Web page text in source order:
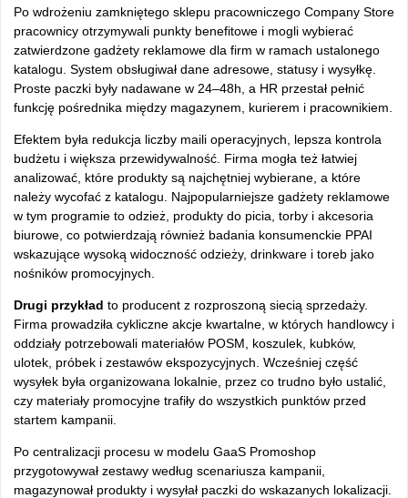
Po wdrożeniu zamkniętego sklepu pracowniczego Company Store
pracownicy otrzymywali punkty benefitowe i mogli wybierać
zatwierdzone gadżety reklamowe dla firm w ramach ustalonego
katalogu. System obsługiwał dane adresowe, statusy i wysyłkę.
Proste paczki były nadawane w 24–48h, a HR przestał pełnić
funkcję pośrednika między magazynem, kurierem i pracownikiem.
Efektem była redukcja liczby maili operacyjnych, lepsza kontrola
budżetu i większa przewidywalność. Firma mogła też łatwiej
analizować, które produkty są najchętniej wybierane, a które
należy wycofać z katalogu. Najpopularniejsze gadżety reklamowe
w tym programie to odzież, produkty do picia, torby i akcesoria
biurowe, co potwierdzają również badania konsumenckie PPAI
wskazujące wysoką widoczność odzieży, drinkware i toreb jako
nośników promocyjnych.
Drugi przykład to producent z rozproszoną siecią sprzedaży.
Firma prowadziła cykliczne akcje kwartalne, w których handlowcy i
oddziały potrzebowali materiałów POSM, koszulek, kubków,
ulotek, próbek i zestawów ekspozycyjnych. Wcześniej część
wysyłek była organizowana lokalnie, przez co trudno było ustalić,
czy materiały promocyjne trafiły do wszystkich punktów przed
startem kampanii.
Po centralizacji procesu w modelu GaaS Promoshop
przygotowywał zestawy według scenariusza kampanii,
magazynował produkty i wysyłał paczki do wskazanych lokalizacji.